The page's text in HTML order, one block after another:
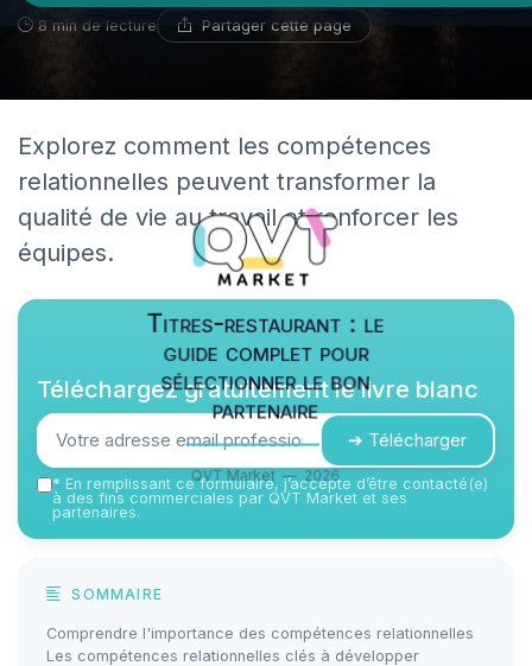
8 min de lecture Partager cette page
Explorez comment les compétences
relationnelles peuvent transformer la
qualité de vie au travail et renforcer les
équipes.
Titres-restaurant : le
guide complet pour
sélectionner le bon
partenaire
QVT Market — 2026
Téléchargez gratuitement le livre blanc
➔ Télécharger
* En remplissant ce formulaire, j’accepte d’être contacté(e)
à des fins commerciales par QVT Market et ses
partenaires.
SOMMAIRE
Comprendre l'importance des compétences relationnelles
Les compétences relationnelles clés à développer